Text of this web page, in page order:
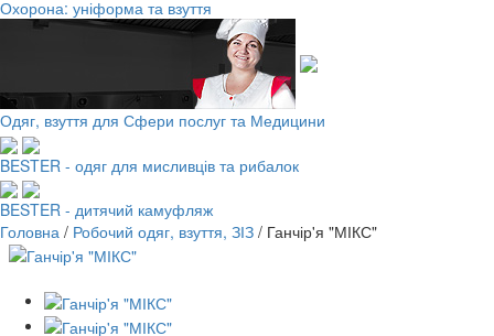
Охорона: уніформа та взуття
Одяг, взуття для Сфери послуг та Медицини
BESTER - одяг для мисливців та рибалок
BESTER - дитячий камуфляж
Головна / Робочий одяг, взуття, ЗІЗ / Ганчір'я "МІКС"